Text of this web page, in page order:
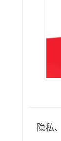
隐私